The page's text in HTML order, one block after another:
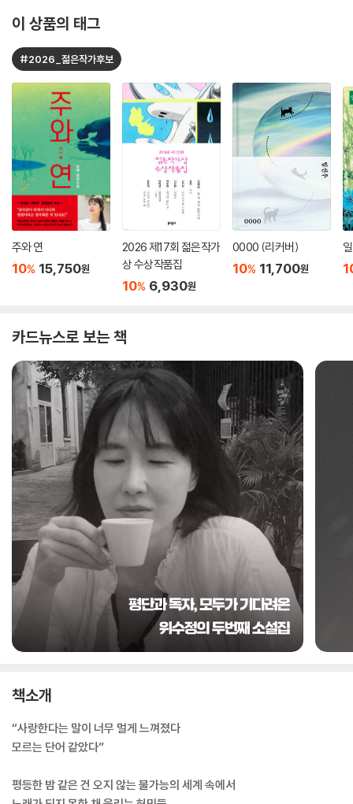
이 상품의 태그
#2026_젊은작가후보
주와 연
10% 15,750원
2026 제17회 젊은작가
상 수상작품집
10% 6,930원
0000 (리커버)
10% 11,700원
카드뉴스로 보는 책
책소개
“사랑한다는 말이 너무 멀게 느껴졌다
모르는 단어 같았다”
평등한 밤 같은 건 오지 않는 불가능의 세계 속에서